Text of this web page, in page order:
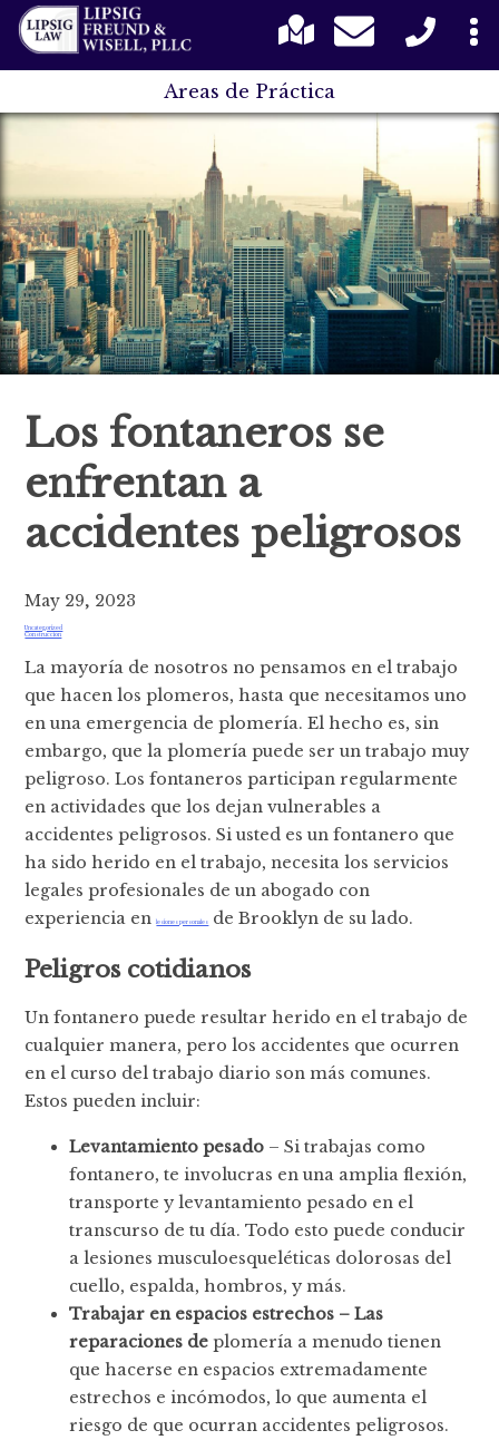
Areas de Práctica
Los fontaneros se
enfrentan a
accidentes peligrosos
May 29, 2023
Uncategorized
Construcción
La mayoría de nosotros no pensamos en el trabajo
que hacen los plomeros, hasta que necesitamos uno
en una emergencia de plomería. El hecho es, sin
embargo, que la plomería puede ser un trabajo muy
peligroso. Los fontaneros participan regularmente
en actividades que los dejan vulnerables a
accidentes peligrosos. Si usted es un fontanero que
ha sido herido en el trabajo, necesita los servicios
legales profesionales de un abogado con
experiencia enlesiones personales de Brooklyn de su lado.
Peligros cotidianos
Un fontanero puede resultar herido en el trabajo de
cualquier manera, pero los accidentes que ocurren
en el curso del trabajo diario son más comunes.
Estos pueden incluir:
Levantamiento pesado – Si trabajas como
fontanero, te involucras en una amplia flexión,
transporte y levantamiento pesado en el
transcurso de tu día. Todo esto puede conducir
a lesiones musculoesqueléticas dolorosas del
cuello, espalda, hombros, y más.
Trabajar en espacios estrechos – Las
reparaciones de plomería a menudo tienen
que hacerse en espacios extremadamente
estrechos e incómodos, lo que aumenta el
riesgo de que ocurran accidentes peligrosos.